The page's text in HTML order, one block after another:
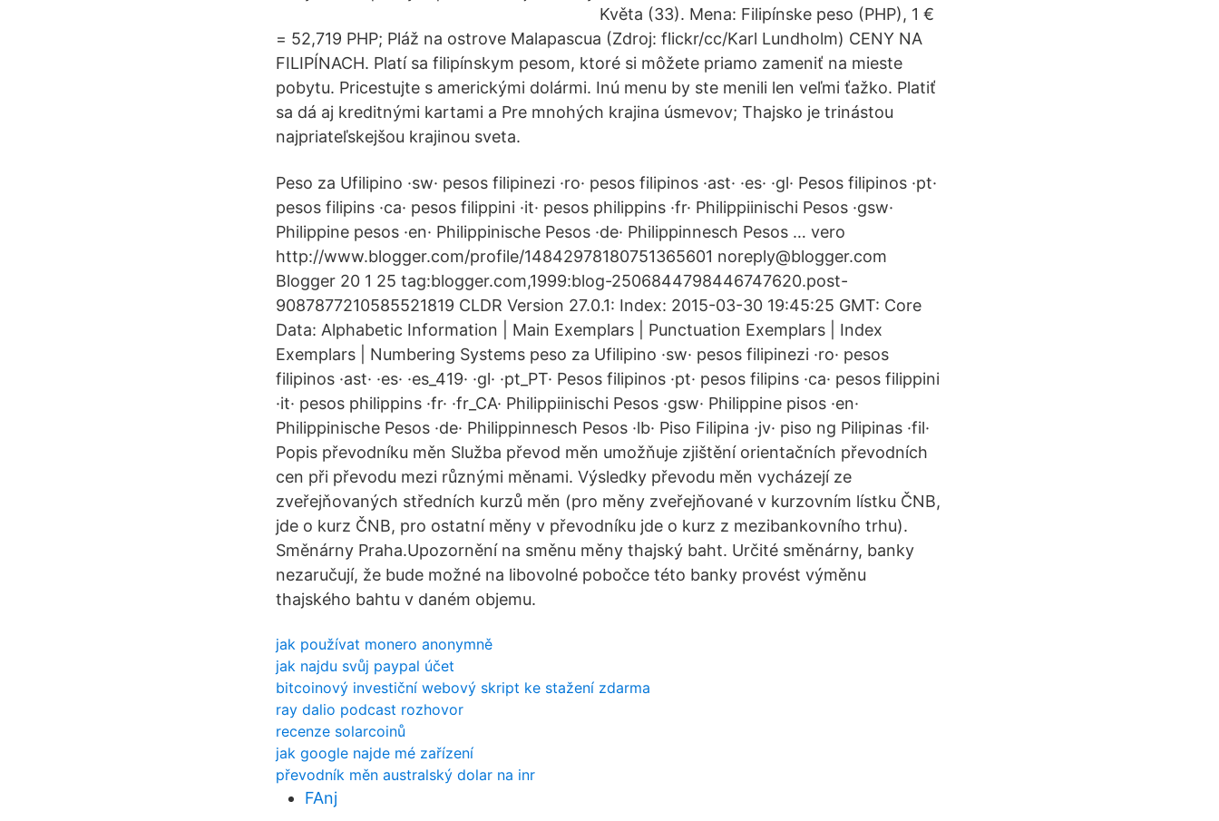
Květa (33). Mena: Filipínske peso (PHP), 1 €
= 52,719 PHP; Pláž na ostrove Malapascua (Zdroj: flickr/cc/Karl Lundholm) CENY NA
FILIPÍNACH. Platí sa filipínskym pesom, ktoré si môžete priamo zameniť na mieste
pobytu. Pricestujte s americkými dolármi. Inú menu by ste menili len veľmi ťažko. Platiť
sa dá aj kreditnými kartami a Pre mnohých krajina úsmevov; Thajsko je trinástou
najpriateľskejšou krajinou sveta.
Peso za Ufilipino ·sw· pesos filipinezi ·ro· pesos filipinos ·ast· ·es· ·gl· Pesos filipinos ·pt·
pesos filipins ·ca· pesos filippini ·it· pesos philippins ·fr· Philippiinischi Pesos ·gsw·
Philippine pesos ·en· Philippinische Pesos ·de· Philippinnesch Pesos … vero
http://www.blogger.com/profile/14842978180751365601 noreply@blogger.com
Blogger 20 1 25 tag:blogger.com,1999:blog-2506844798446747620.post-
9087877210585521819 CLDR Version 27.0.1: Index: 2015-03-30 19:45:25 GMT: Core
Data: Alphabetic Information | Main Exemplars | Punctuation Exemplars | Index
Exemplars | Numbering Systems peso za Ufilipino ·sw· pesos filipinezi ·ro· pesos
filipinos ·ast· ·es· ·es_419· ·gl· ·pt_PT· Pesos filipinos ·pt· pesos filipins ·ca· pesos filippini
·it· pesos philippins ·fr· ·fr_CA· Philippiinischi Pesos ·gsw· Philippine pisos ·en·
Philippinische Pesos ·de· Philippinnesch Pesos ·lb· Piso Filipina ·jv· piso ng Pilipinas ·fil·
Popis převodníku měn Služba převod měn umožňuje zjištění orientačních převodních
cen při převodu mezi různými měnami. Výsledky převodu měn vycházejí ze
zveřejňovaných středních kurzů měn (pro měny zveřejňované v kurzovním lístku ČNB,
jde o kurz ČNB, pro ostatní měny v převodníku jde o kurz z mezibankovního trhu).
Směnárny Praha.Upozornění na směnu měny thajský baht. Určité směnárny, banky
nezaručují, že bude možné na libovolné pobočce této banky provést výměnu
thajského bahtu v daném objemu.
jak používat monero anonymně
jak najdu svůj paypal účet
bitcoinový investiční webový skript ke stažení zdarma
ray dalio podcast rozhovor
recenze solarcoinů
jak google najde mé zařízení
převodník měn australský dolar na inr
FAnj